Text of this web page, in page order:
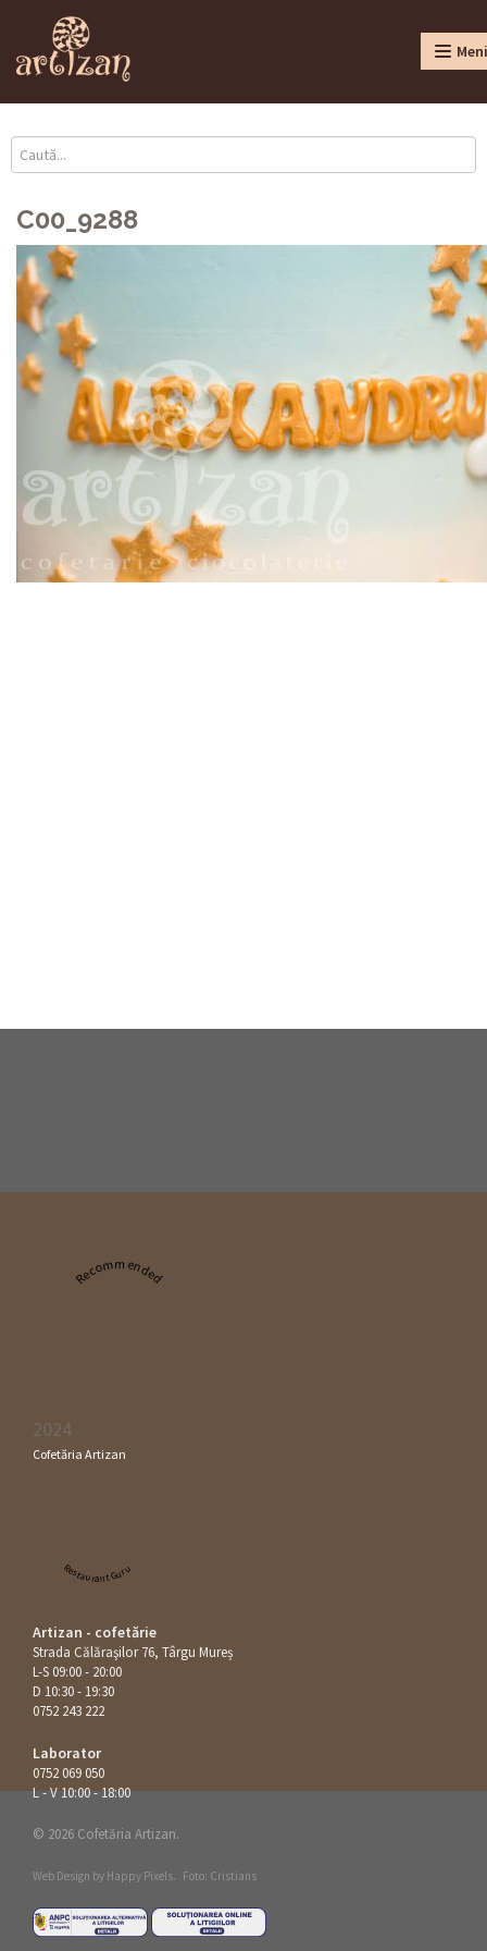
C00_9288
Recommended
2024
Cofetăria Artizan
Restaurant Guru
Artizan - cofetărie
Strada Călăraşilor 76, Târgu Mureș
L-S 09:00 - 20:00
D 10:30 - 19:30
0752 243 222
Laborator
0752 069 050
L - V 10:00 - 18:00
© 2026 Cofetăria Artizan.
Web Design by Happy Pixels. Foto: Cristians